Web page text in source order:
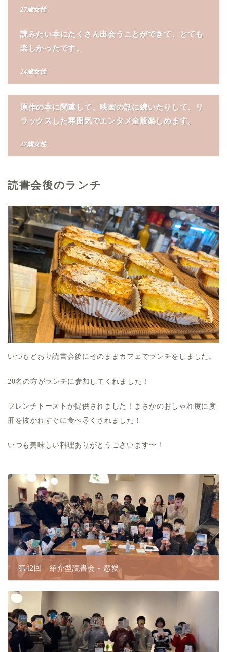
27歳女性
読みたい本にたくさん出会うことができて、とても
楽しかったです。
24歳女性
原作の本に関連して、映画の話に続いたりして、リ
ラックスした雰囲気でエンタメ全般楽しめます。
27歳女性
読書会後のランチ
いつもどおり読書会後にそのままカフェでランチをしました。
20名の方がランチに参加してくれました！
フレンチトーストが提供されました！まさかのおしゃれ度に度
肝を抜かれすぐに食べ尽くされました！
いつも美味しい料理ありがとうございます〜！
第42回 紹介型読書会 - 恋愛